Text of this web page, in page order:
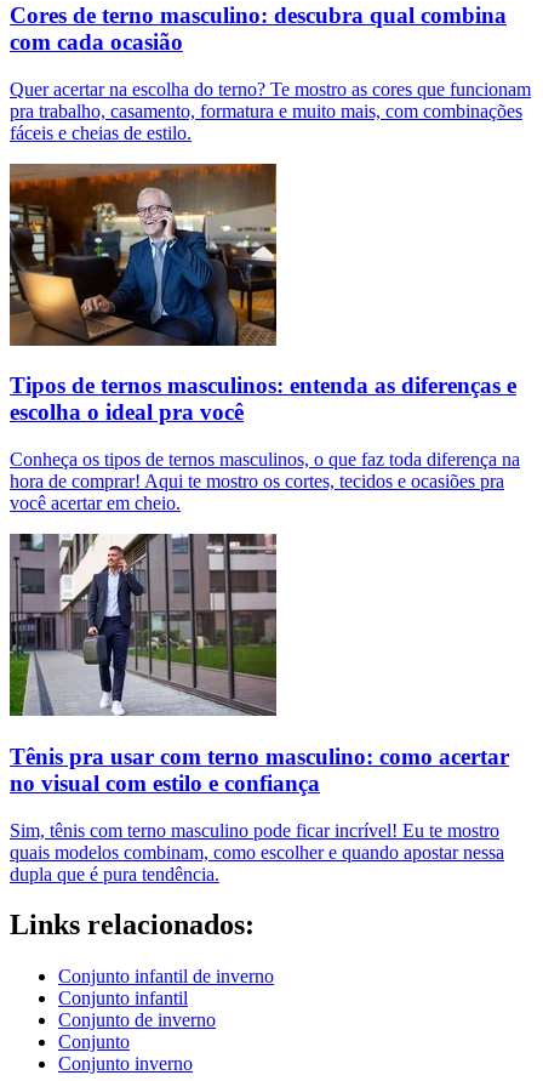
Cores de terno masculino: descubra qual combina
com cada ocasião
Quer acertar na escolha do terno? Te mostro as cores que funcionam
pra trabalho, casamento, formatura e muito mais, com combinações
fáceis e cheias de estilo.
Tipos de ternos masculinos: entenda as diferenças e
escolha o ideal pra você
Conheça os tipos de ternos masculinos, o que faz toda diferença na
hora de comprar! Aqui te mostro os cortes, tecidos e ocasiões pra
você acertar em cheio.
Tênis pra usar com terno masculino: como acertar
no visual com estilo e confiança
Sim, tênis com terno masculino pode ficar incrível! Eu te mostro
quais modelos combinam, como escolher e quando apostar nessa
dupla que é pura tendência.
Links relacionados:
Conjunto infantil de inverno
Conjunto infantil
Conjunto de inverno
Conjunto
Conjunto inverno